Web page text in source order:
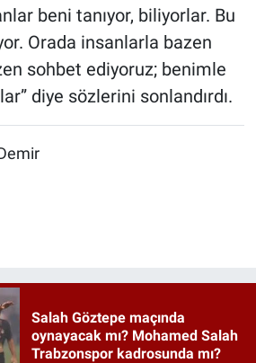
beni tanıyor, biliyorlar. Bu
Orada insanlarla bazen
sohbet ediyoruz; benimle
diye sözlerini sonlandırdı.
Salah Göztepe maçında
oynayacak mı? Mohamed Salah
Trabzonspor kadrosunda mı?